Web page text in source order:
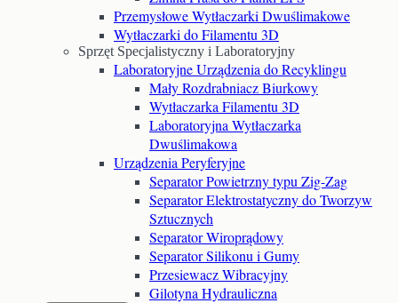
Przemysłowe Wytłaczarki Dwuślimakowe
Wytłaczarki do Filamentu 3D
Sprzęt Specjalistyczny i Laboratoryjny
Laboratoryjne Urządzenia do Recyklingu
Mały Rozdrabniacz Biurkowy
Wytłaczarka Filamentu 3D
Laboratoryjna Wytłaczarka
Dwuślimakowa
Urządzenia Peryferyjne
Separator Powietrzny typu Zig-Zag
Separator Elektrostatyczny do Tworzyw
Sztucznych
Separator Wiroprądowy
Separator Silikonu i Gumy
Przesiewacz Wibracyjny
Gilotyna Hydrauliczna